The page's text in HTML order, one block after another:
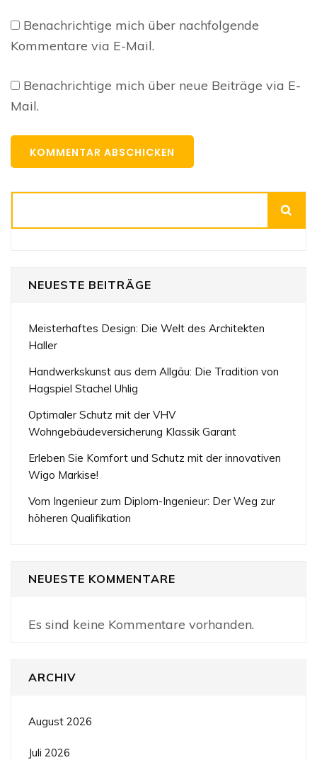
Benachrichtige mich über nachfolgende
Kommentare via E-Mail.
Benachrichtige mich über neue Beiträge via E-
Mail.
NEUESTE BEITRÄGE
Meisterhaftes Design: Die Welt des Architekten
Haller
Handwerkskunst aus dem Allgäu: Die Tradition von
Hagspiel Stachel Uhlig
Optimaler Schutz mit der VHV
Wohngebäudeversicherung Klassik Garant
Erleben Sie Komfort und Schutz mit der innovativen
Wigo Markise!
Vom Ingenieur zum Diplom-Ingenieur: Der Weg zur
höheren Qualifikation
NEUESTE KOMMENTARE
Es sind keine Kommentare vorhanden.
ARCHIV
August 2026
Juli 2026